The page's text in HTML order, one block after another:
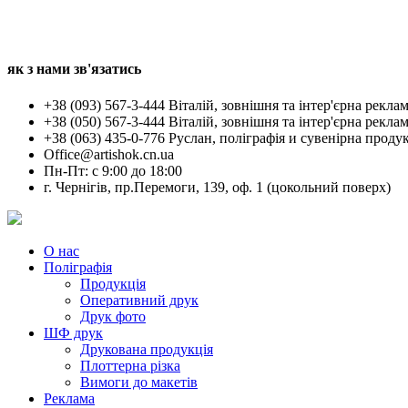
як з нами зв'язатись
+38 (093) 567-3-444 Віталій, зовнішня та інтер'єрна
+38 (050) 567-3-444 Віталій, зовнішня та інтер'єрна
+38 (063) 435-0-776 Руслан, поліграфія и сувенірна
Office@artishok.cn.ua
Пн-Пт: c 9:00 до 18:00
г. Чернігів, пр.Перемоги, 139, оф. 1 (цокольний поверх)
О нас
Поліграфія
Продукція
Оперативний друк
Друк фото
ШФ друк
Друкована продукція
Плоттерна різка
Вимоги до макетів
Реклама